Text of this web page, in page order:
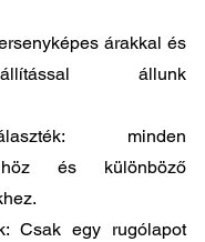
árakkal és
állunk
minden
és különböző
Csak egy rugólapot